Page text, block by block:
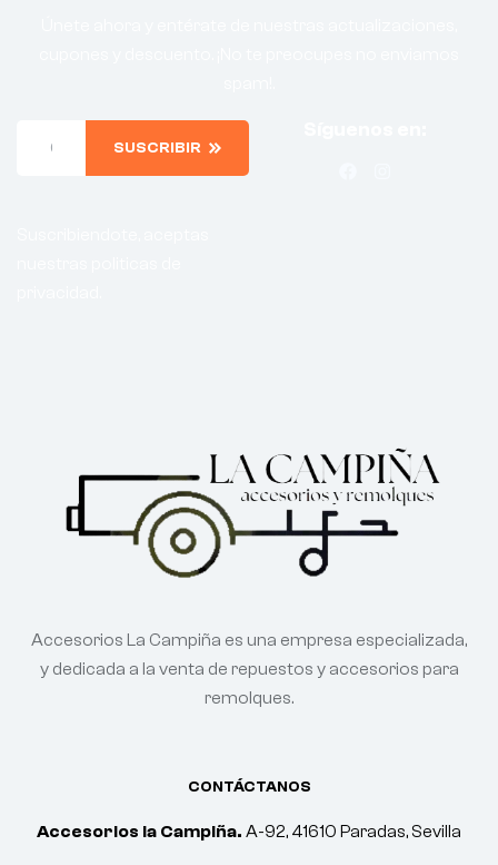
SUSCRIBIR
CONTÁCTANOS
Accesorios la Campiña. A-92, 41610 Paradas, Sevilla
Accesorios La Campiña es una empresa especializada,
y dedicada a la venta de repuestos y accesorios para
remolques.